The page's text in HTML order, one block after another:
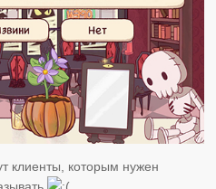
клиенты, которым нужен